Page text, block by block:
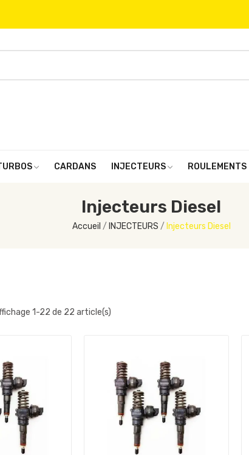
CARDANS INJECTEURS ROULEMENTS
Injecteurs Diesel
Accueil INJECTEURS Injecteurs Diesel
1-22 de 22 article(s)